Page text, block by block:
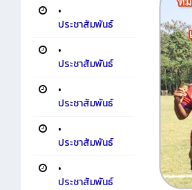
•
ประชาสัมพันธ์
•
ประชาสัมพันธ์
•
ประชาสัมพันธ์
•
ประชาสัมพันธ์
•
ประชาสัมพันธ์